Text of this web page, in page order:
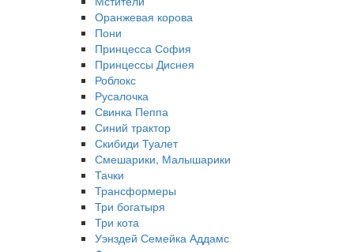
Оранжевая корова
Пони
Принцесса София
Принцессы Диснея
Роблокс
Русалочка
Свинка Пеппа
Синий трактор
Скибиди Туалет
Смешарики, Малышарики
Тачки
Трансформеры
Три богатыря
Три кота
Уэнздей Семейка Аддамс